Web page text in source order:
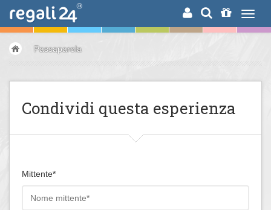
RICERCA
Passaparola
Condividi questa esperienza
Mittente*